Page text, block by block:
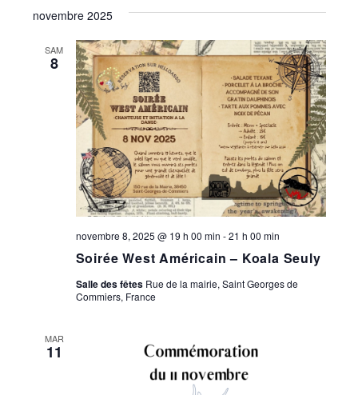
novembre 2025
SAM
8
Soirée West Américain – Koala Seuly
novembre 8, 2025 @ 19 h 00 min -21 h 00 min
Salle des fêtes Rue de la mairie, Saint Georges de
Commiers, France
MAR
11